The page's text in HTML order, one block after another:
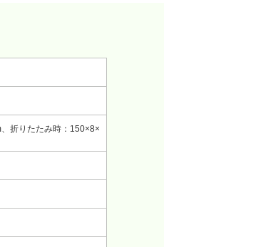
折りたたみ時：150×8×